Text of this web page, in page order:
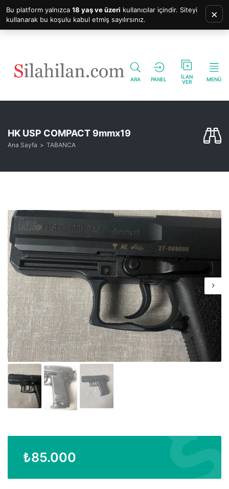
ARA PANEL
İLAN
VER
MENÜ
HK USP COMPACT 9mmx19
Ana Sayfa TABANCA
₺85.000
Bu platform yalnızca 18 yaş ve üzeri kullanıcılar içindir. Siteyi
kullanarak bu koşulu kabul etmiş sayılırsınız.
×